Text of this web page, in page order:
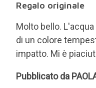
Regalo originale
Molto bello.
di un colore
impatto. Mi è
PAOLA
Pubblicato da